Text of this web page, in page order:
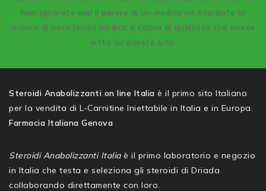
Non ignorate mai il parere di un medico né ritardate la
ricerca di assistenza medica a causa di qualcosa che avete
letto su questo sito.
Steroidi Anabolizzanti on line Italia è il primo sito Italiano
per la vendita di L-Carnitine Iniettabile in Italia e in Europa.
Farmacia Italiana Genova
Steroidi Anabolizzanti Italiaè il primo laboratorio e negozio
in Italia che testa e seleziona gli steroidi di Driada
collaborando direttamente con loro.